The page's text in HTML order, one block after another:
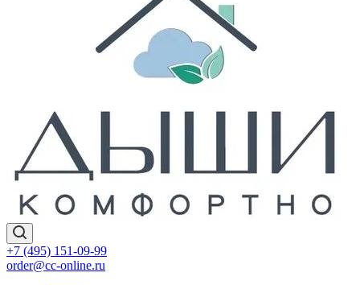
+7 (495) 151-09-99
order@cc-online.ru